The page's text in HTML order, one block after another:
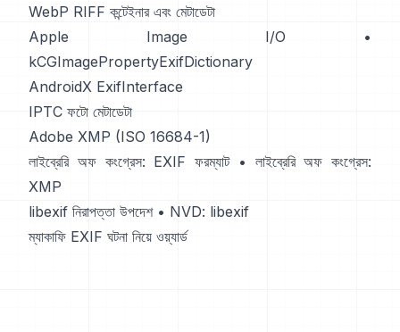
WebP RIFF কন্টেইনার এবং মেটাডেটা
Apple Image I/O •
kCGImagePropertyExifDictionary
AndroidX ExifInterface
IPTC ফটো মেটাডেটা
Adobe XMP (ISO 16684-1)
লাইব্রেরি অফ কংগ্রেস: EXIF ফরম্যাট • লাইব্রেরি অফ কংগ্রেস:
XMP
libexif নিরাপত্তা উপদেশ• NVD: libexif
ম্যাকাফি EXIF ঘটনা নিয়ে ওয়্যার্ড